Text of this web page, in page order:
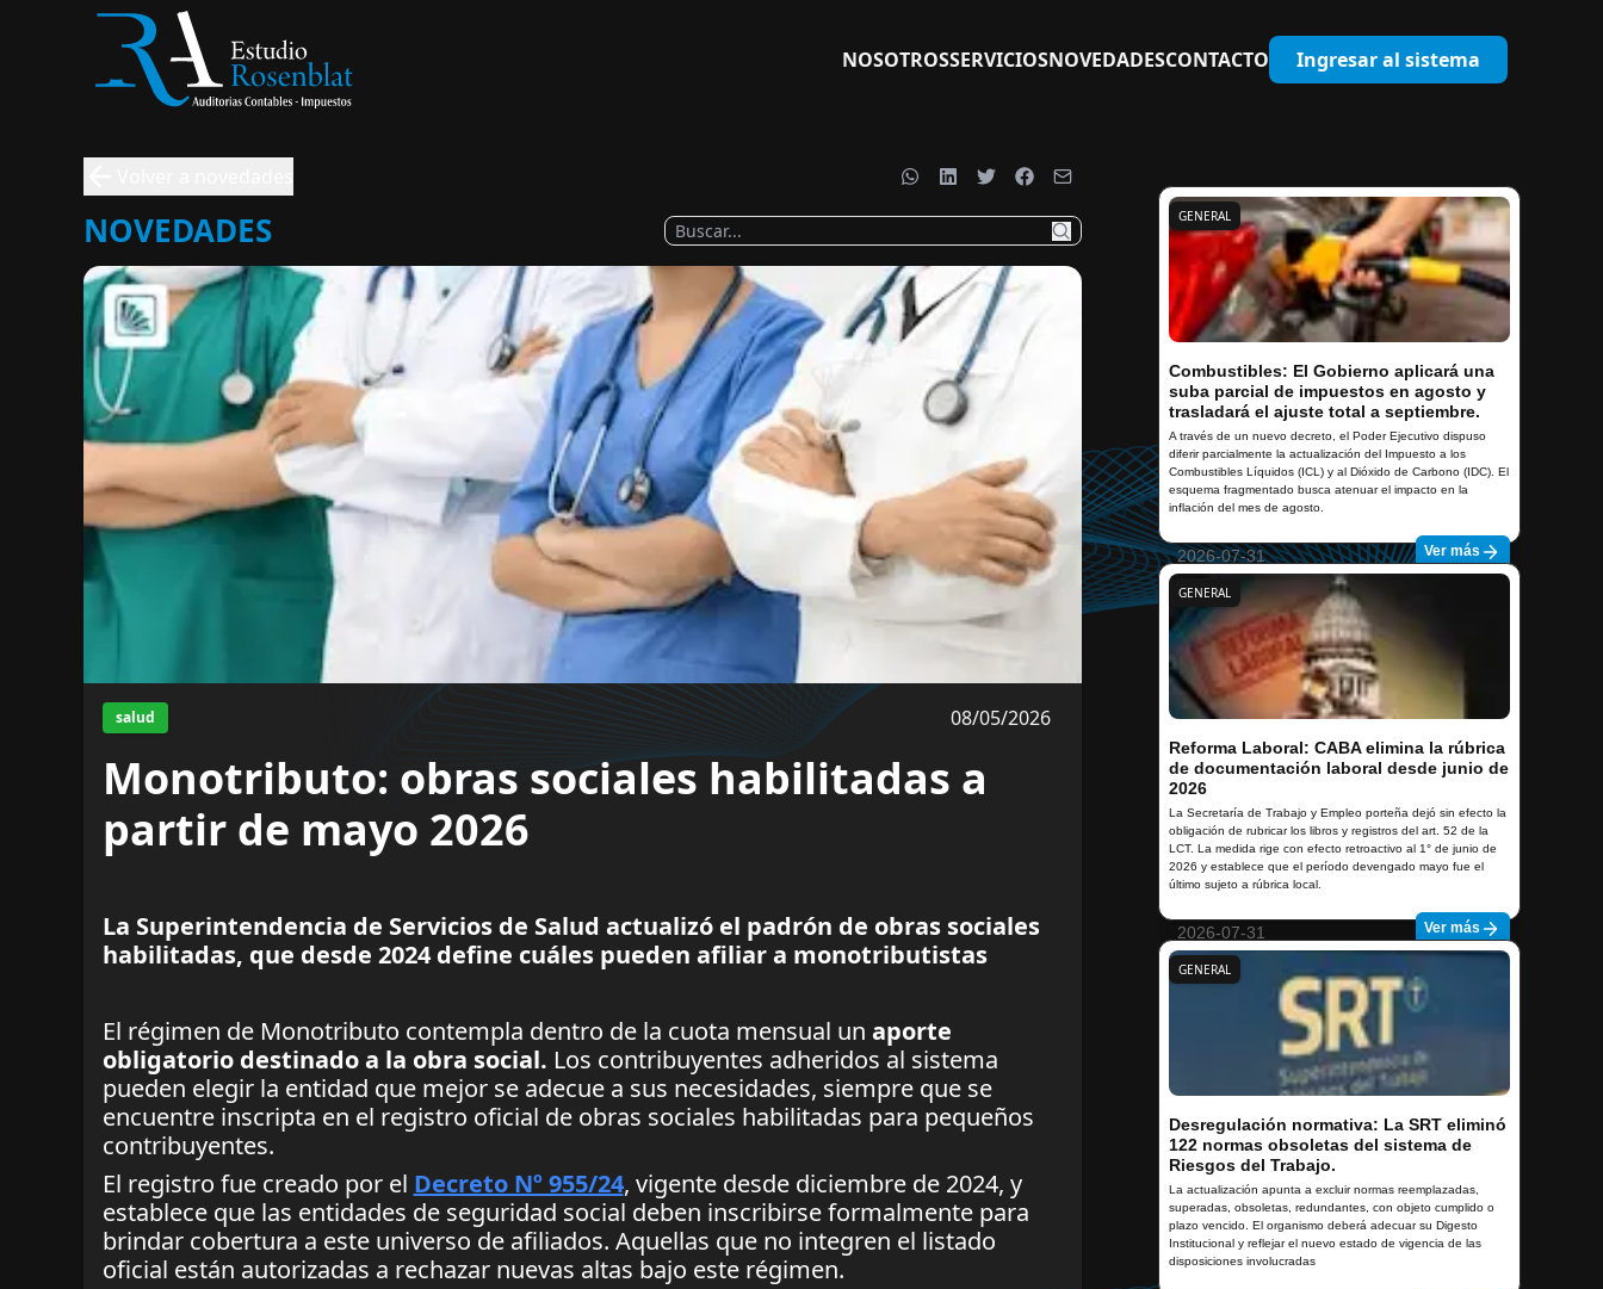
NOSOTROSSERVICIOSNOVEDADESCONTACTO Ingresar al sistema
NOVEDADES
salud 08/05/2026
Monotributo: obras sociales habilitadas a
partir de mayo 2026
La Superintendencia de Servicios de Salud actualizó el padrón de obras sociales
habilitadas, que desde 2024 define cuáles pueden afiliar a monotributistas
El régimen de Monotributo contempla dentro de la cuota mensual un aporte
obligatorio destinado a la obra social. Los contribuyentes adheridos al sistema
pueden elegir la entidad que mejor se adecue a sus necesidades, siempre que se
encuentre inscripta en el registro oficial de obras sociales habilitadas para pequeños
contribuyentes.
El registro fue creado por el Decreto Nº 955/24, vigente desde diciembre de 2024, y
establece que las entidades de seguridad social deben inscribirse formalmente para
brindar cobertura a este universo de afiliados. Aquellas que no integren el listado
oficial están autorizadas a rechazar nuevas altas bajo este régimen.
GENERAL
Combustibles: El Gobierno aplicará una
suba parcial de impuestos en agosto y
trasladará el ajuste total a septiembre.
A través de un nuevo decreto, el Poder Ejecutivo dispuso
diferir parcialmente la actualización del Impuesto a los
Combustibles Líquidos (ICL) y al Dióxido de Carbono (IDC). El
esquema fragmentado busca atenuar el impacto en la
inflación del mes de agosto.
2026-07-31 Ver más
GENERAL
Reforma Laboral: CABA elimina la rúbrica
de documentación laboral desde junio de
2026
La Secretaría de Trabajo y Empleo porteña dejó sin efecto la
obligación de rubricar los libros y registros del art. 52 de la
LCT. La medida rige con efecto retroactivo al 1° de junio de
2026 y establece que el período devengado mayo fue el
último sujeto a rúbrica local.
2026-07-31 Ver más
GENERAL
Desregulación normativa: La SRT eliminó
122 normas obsoletas del sistema de
Riesgos del Trabajo.
La actualización apunta a excluir normas reemplazadas,
superadas, obsoletas, redundantes, con objeto cumplido o
plazo vencido. El organismo deberá adecuar su Digesto
Institucional y reflejar el nuevo estado de vigencia de las
disposiciones involucradas